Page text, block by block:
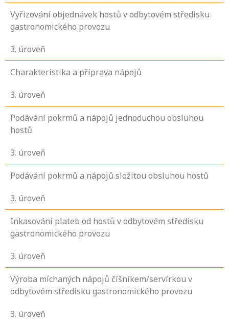
Vyřizování objednávek hostů v odbytovém středisku
gastronomického provozu
3. úroveň
Charakteristika a příprava nápojů
3. úroveň
Podávání pokrmů a nápojů jednoduchou obsluhou
hostů
3. úroveň
Podávání pokrmů a nápojů složitou obsluhou hostů
3. úroveň
Inkasování plateb od hostů v odbytovém středisku
gastronomického provozu
3. úroveň
Výroba míchaných nápojů číšníkem/servírkou v
odbytovém středisku gastronomického provozu
3. úroveň